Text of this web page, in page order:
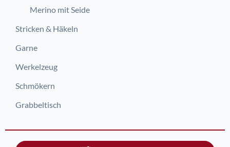
Merino mit Seide
Stricken & Häkeln
Garne
Werkelzeug
Schmökern
Grabbeltisch